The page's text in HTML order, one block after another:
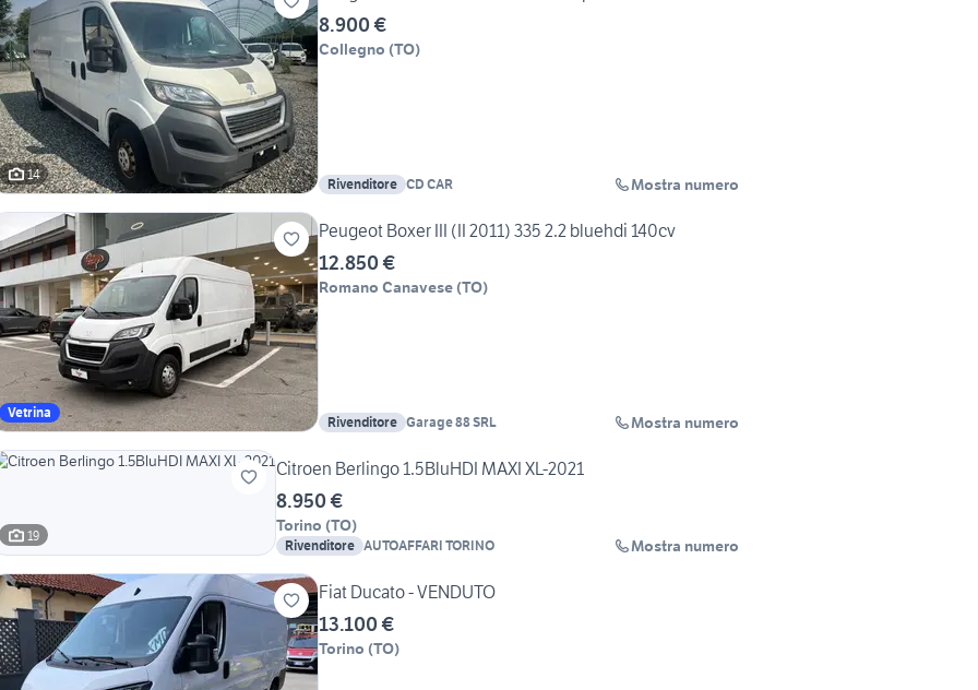
14
8.900 €
Collegno (TO)
Rivenditore CD CAR Mostra numero
Vetrina
Peugeot Boxer III (II 2011) 335 2.2 bluehdi 140cv
12.850 €
Romano Canavese (TO)
Rivenditore Garage 88 SRL Mostra numero
19
Citroen Berlingo 1.5BluHDI MAXI XL-2021
8.950 €
Torino (TO)
Rivenditore AUTOAFFARI TORINO Mostra numero
Fiat Ducato - VENDUTO
13.100 €
Torino (TO)